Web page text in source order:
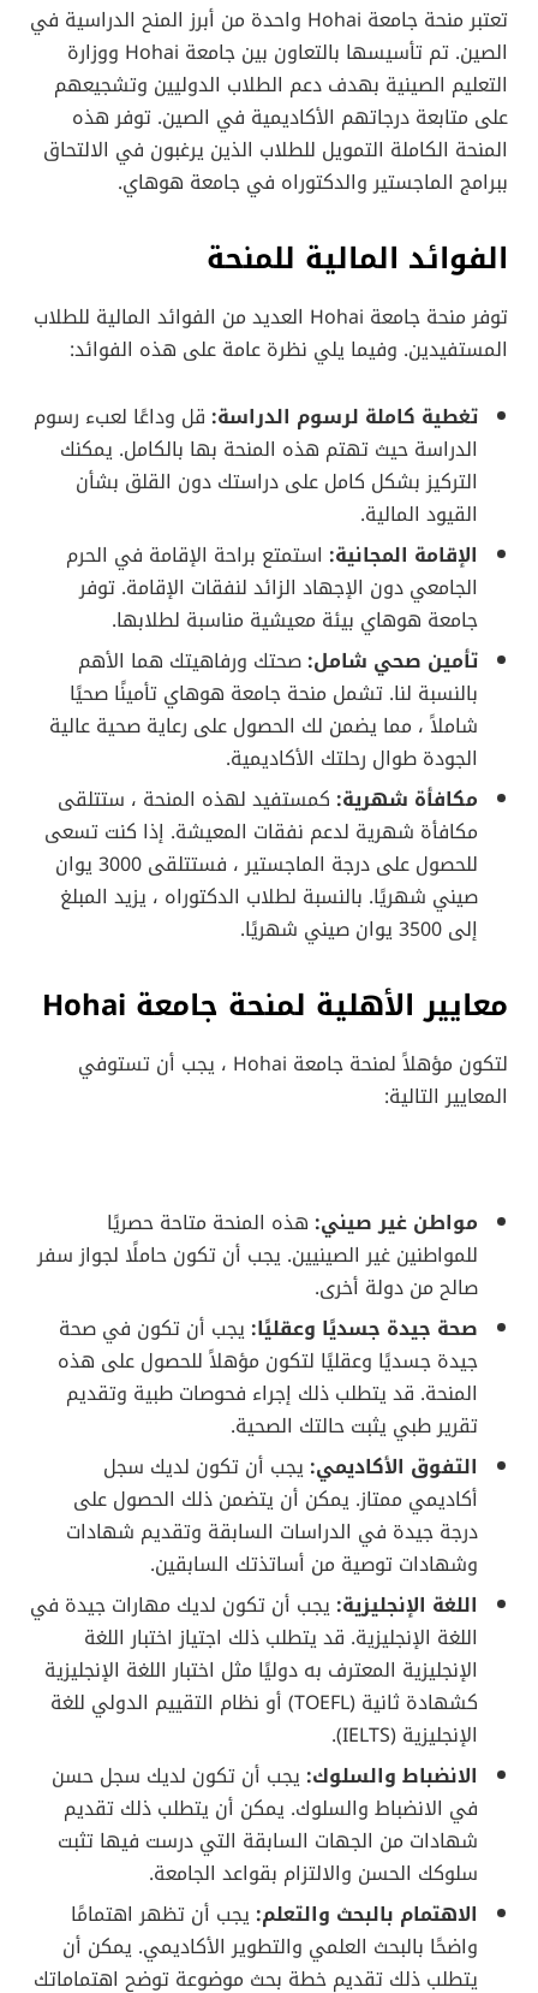
تعتبر منحة جامعة Hohai واحدة من أبرز المنح الدراسية في
الصين. تم تأسيسها بالتعاون بين جامعة Hohai ووزارة
التعليم الصينية بهدف دعم الطلاب الدوليين وتشجيعهم
على متابعة درجاتهم الأكاديمية في الصين. توفر هذه
المنحة الكاملة التمويل للطلاب الذين يرغبون في الالتحاق
ببرامج الماجستير والدكتوراه في جامعة هوهاي.
الفوائد المالية للمنحة
توفر منحة جامعة Hohai العديد من الفوائد المالية للطلاب
المستفيدين. وفيما يلي نظرة عامة على هذه الفوائد:
تغطية كاملة لرسوم الدراسة: قل وداعًا لعبء رسوم
الدراسة حيث تهتم هذه المنحة بها بالكامل. يمكنك
التركيز بشكل كامل على دراستك دون القلق بشأن
القيود المالية.
الإقامة المجانية: استمتع براحة الإقامة في الحرم
الجامعي دون الإجهاد الزائد لنفقات الإقامة. توفر
جامعة هوهاي بيئة معيشية مناسبة لطلابها.
تأمين صحي شامل: صحتك ورفاهيتك هما الأهم
بالنسبة لنا. تشمل منحة جامعة هوهاي تأمينًا صحيًا
شاملاً ، مما يضمن لك الحصول على رعاية صحية عالية
الجودة طوال رحلتك الأكاديمية.
مكافأة شهرية: كمستفيد لهذه المنحة ، ستتلقى
مكافأة شهرية لدعم نفقات المعيشة. إذا كنت تسعى
للحصول على درجة الماجستير ، فستتلقى 3000 يوان
صيني شهريًا. بالنسبة لطلاب الدكتوراه ، يزيد المبلغ
إلى 3500 يوان صيني شهريًا.
معايير الأهلية لمنحة جامعة Hohai
لتكون مؤهلاً لمنحة جامعة Hohai ، يجب أن تستوفي
المعايير التالية:
مواطن غير صيني: هذه المنحة متاحة حصريًا
للمواطنين غير الصينيين. يجب أن تكون حاملًا لجواز سفر
صالح من دولة أخرى.
صحة جيدة جسديًا وعقليًا: يجب أن تكون في صحة
جيدة جسديًا وعقليًا لتكون مؤهلاً للحصول على هذه
المنحة. قد يتطلب ذلك إجراء فحوصات طبية وتقديم
تقرير طبي يثبت حالتك الصحية.
التفوق الأكاديمي: يجب أن تكون لديك سجل
أكاديمي ممتاز. يمكن أن يتضمن ذلك الحصول على
درجة جيدة في الدراسات السابقة وتقديم شهادات
وشهادات توصية من أساتذتك السابقين.
اللغة الإنجليزية: يجب أن تكون لديك مهارات جيدة في
اللغة الإنجليزية. قد يتطلب ذلك اجتياز اختبار اللغة
الإنجليزية المعترف به دوليًا مثل اختبار اللغة الإنجليزية
كشهادة ثانية (TOEFL) أو نظام التقييم الدولي للغة
الإنجليزية (IELTS).
الانضباط والسلوك: يجب أن تكون لديك سجل حسن
في الانضباط والسلوك. يمكن أن يتطلب ذلك تقديم
شهادات من الجهات السابقة التي درست فيها تثبت
سلوكك الحسن والالتزام بقواعد الجامعة.
الاهتمام بالبحث والتعلم: يجب أن تظهر اهتمامًا
واضحًا بالبحث العلمي والتطوير الأكاديمي. يمكن أن
يتطلب ذلك تقديم خطة بحث موضوعة توضح اهتماماتك